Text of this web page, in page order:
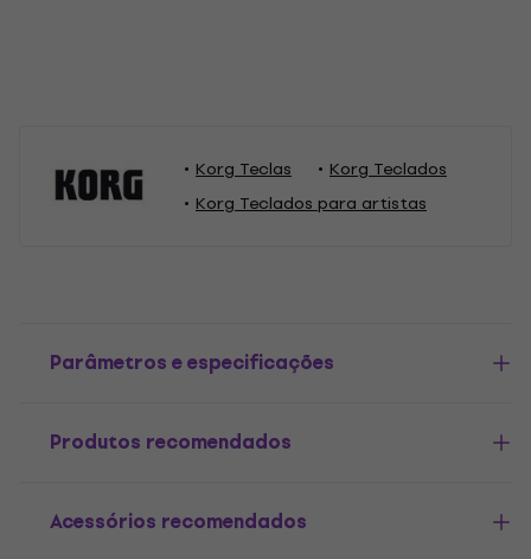
Korg Teclas
Korg Teclados
Korg Teclados para artistas
Parâmetros e especificações
Produtos recomendados
Acessórios recomendados